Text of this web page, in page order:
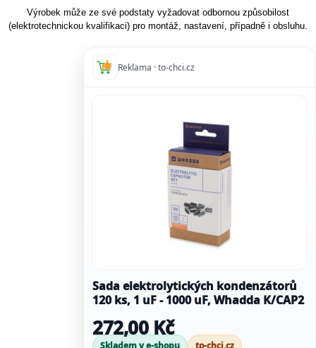
Výrobek může ze své podstaty vyžadovat odbornou způsobilost
(elektrotechnickou kvalifikaci) pro montáž, nastavení, případně i obsluhu.
Reklama · to-chci.cz
Sada elektrolytických kondenzátorů
120 ks, 1 uF - 1000 uF, Whadda K/CAP2
272,00 Kč